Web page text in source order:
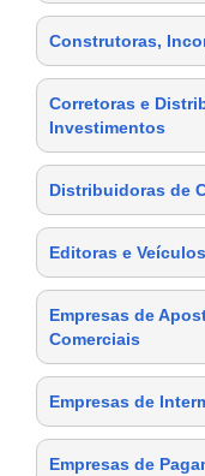
Construtoras,
Corretoras e
Investimentos
Distribuidoras de
Editoras e
Empresas de
Comerciais
Empresas de
Empresas de